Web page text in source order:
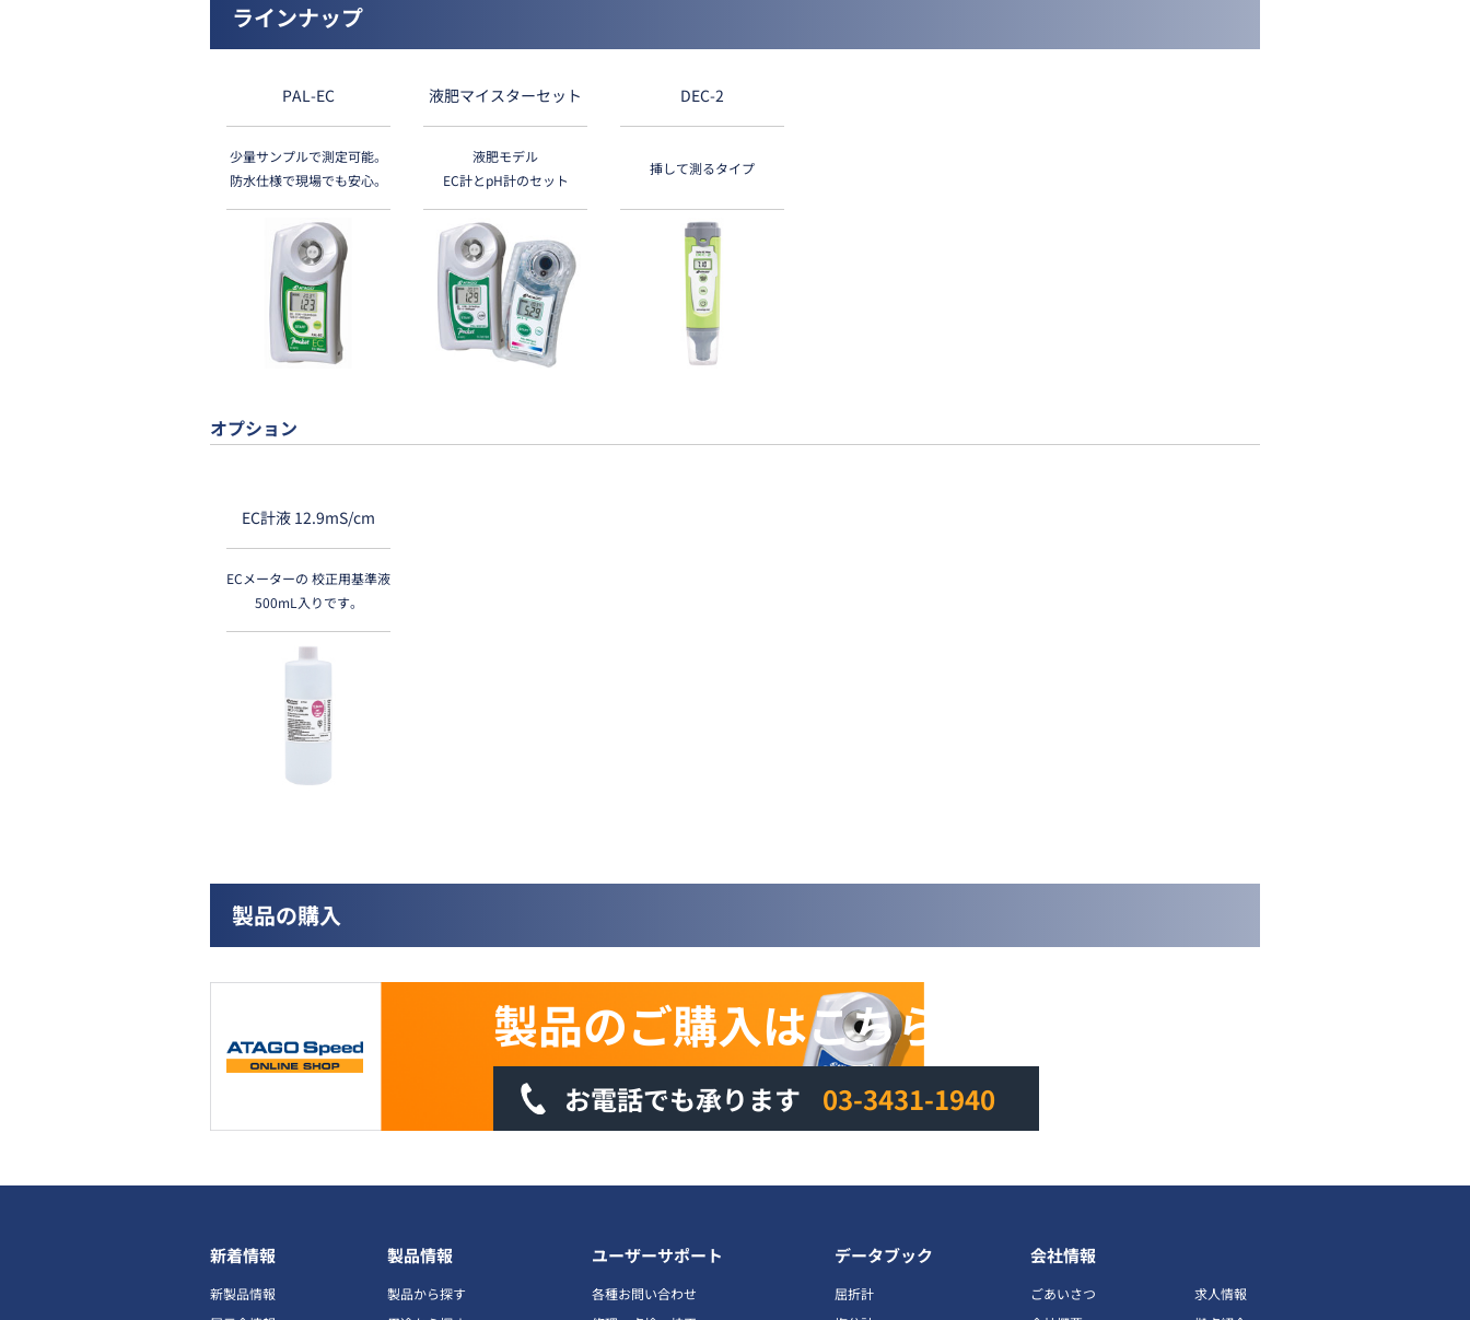
ラインナップ
PAL-EC
少量サンプルで測定可能。
防水仕様で現場でも安心。
液肥マイスターセット
液肥モデル
EC計とpH計のセット
DEC-2
挿して測るタイプ
オプション
EC計液 12.9mS/cm
ECメーターの 校正用基準液
500mL入りです。
製品の購入
製品のご購入はこちらから
お電話でも承ります 03-3431-1940
新着情報
新製品情報
製品情報
製品から探す
ユーザーサポート
各種お問い合わせ
データブック
屈折計
会社情報
ごあいさつ
求人情報